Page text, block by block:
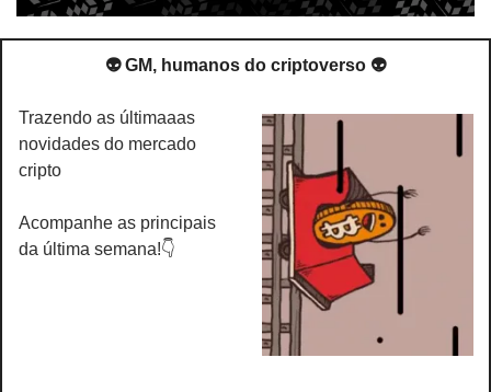
👽 GM, humanos do criptoverso 👽
Trazendo as últimaaas
novidades do mercado
cripto
Acompanhe as principais
da última semana!👇